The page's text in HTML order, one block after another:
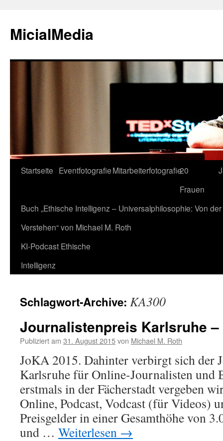
MicialMedia
Zum
springen
Startseite EventfotografieMitarbeiterfotografie20
Frauen
Buch „Ethische Intelligenz – Universalphilosophie: Von
Verstehen“ von Michael M. Roth
KI-Podcast Ethische
Intelligenz
Schlagwort-Archive: KA300
Journalistenpreis Karlsruhe –
Publiziert am 31. August 2015von Michael M. Roth
JoKA 2015. Dahinter verbirgt sich der
Karlsruhe für Online-Journalisten und
erstmals in der Fächerstadt vergeben
Online, Podcast, Vodcast (für Videos)
Preisgelder in einer Gesamthöhe von
und … Weiterlesen →